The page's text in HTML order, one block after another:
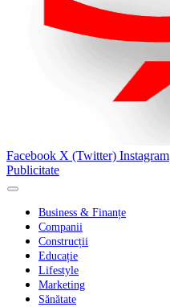
Facebook X (Twitter) Instagram
Publicitate
Business & Finanțe
Companii
Construcții
Educație
Lifestyle
Marketing
Sănătate